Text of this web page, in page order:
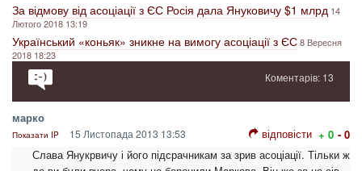
За відмову від асоціації з ЄС Росія дала Януковичу $1 млрд 14
Лютого 2018 13:19
Український «коньяк» зникне на вимогу асоціації з ЄС8 Вересня
2018 18:23
Коментарів: 13
марко
Показати IP 15 Листопада 2013 13:53 відповісти + 0 - 0
Слава Янукрвичу і його підсрачникам за зрив асоціації. Тільки ж